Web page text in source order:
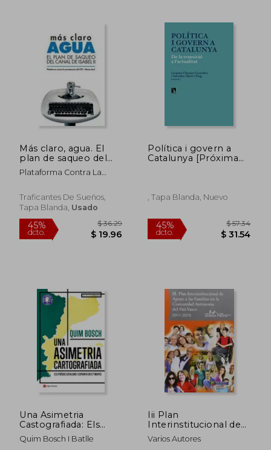
dcto. $ 25.68 dcto.
45%
dcto.
45%
dcto.
Más claro, agua. El
plan de saqueo del
Canal de Isabel II
Plataforma Contra La
Traficantes De Sueños,
Tapa Blanda, Usado
Política i govern a
Catalunya [Próxima
, Tapa Blanda, Nuevo
Una Asimetria
Castografiada: Els
Països Catalans i
Espanya en 27
Quim Bosch I Batlle
Iii Plan
Interinstitucional de
Apoyo a las Familias
en la Comunidad
Varios Autores